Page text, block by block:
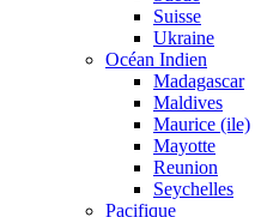
Suisse
Ukraine
Océan Indien
Madagascar
Maldives
Maurice (ile)
Mayotte
Reunion
Seychelles
Pacifique